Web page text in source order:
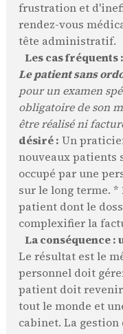
frustration et
rendez-vous
tête administratif.
Les cas fréquents :
Le patient sans
pour un examen
obligatoire de son
être réalisé ni
désiré : Un
nouveaux patients
occupé par une
sur le long terme. *
patient dont le
complexifier la
La conséquence
Le résultat est le
personnel doit
patient doit
tout le monde et
cabinet. La